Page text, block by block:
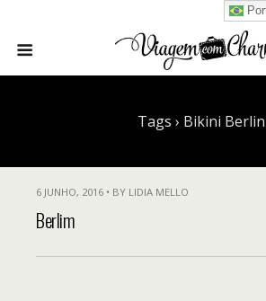
Tags › Bikini Berlin
6 JUNHO, 2016 • BY LIDIA MELLO
Berlim